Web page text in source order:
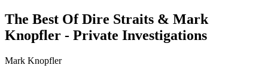
The Best Of Dire Straits & Mark
Knopfler - Private Investigations
Mark Knopfler